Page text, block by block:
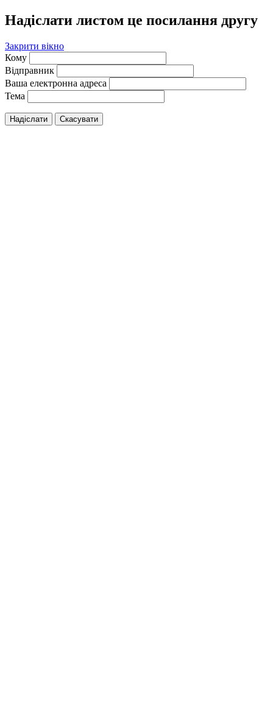
Надіслати листом це посилання другу
Закрити вікно
Кому
Відправник
Ваша електронна адреса
Тема
Надіслати Скасувати